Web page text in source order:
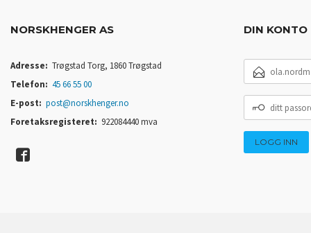
NORSKHENGER AS
Adresse: Trøgstad Torg, 1860 Trøgstad
Telefon: 45 66 55 00
E-post: post@norskhenger.no
Foretaksregisteret: 922084440 mva
DIN KONTO
POSTADRESSE
PASSORD